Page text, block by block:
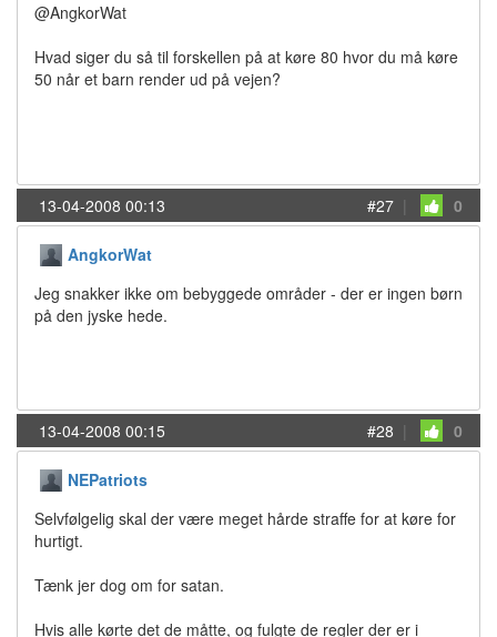
@AngkorWat
Hvad siger du så til forskellen på at køre 80 hvor du må køre
50 når et barn render ud på vejen?
13-04-2008 00:13 #27 | 0
AngkorWat
Jeg snakker ikke om bebyggede områder - der er ingen børn
på den jyske hede.
13-04-2008 00:15 #28 | 0
NEPatriots
Selvfølgelig skal der være meget hårde straffe for at køre for
hurtigt.
Tænk jer dog om for satan.
Hvis alle kørte det de måtte, og fulgte de regler der er i